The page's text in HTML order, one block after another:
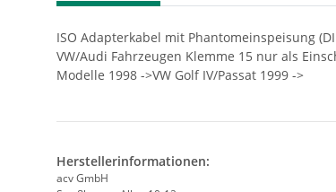
ISO Adapterkabel mit Phantomeinspeisung
VW/Audi Fahrzeugen Klemme 15 nur als
Modelle 1998 ->VW Golf IV/Passat 1999 ->
Herstellerinformationen:
acv GmbH